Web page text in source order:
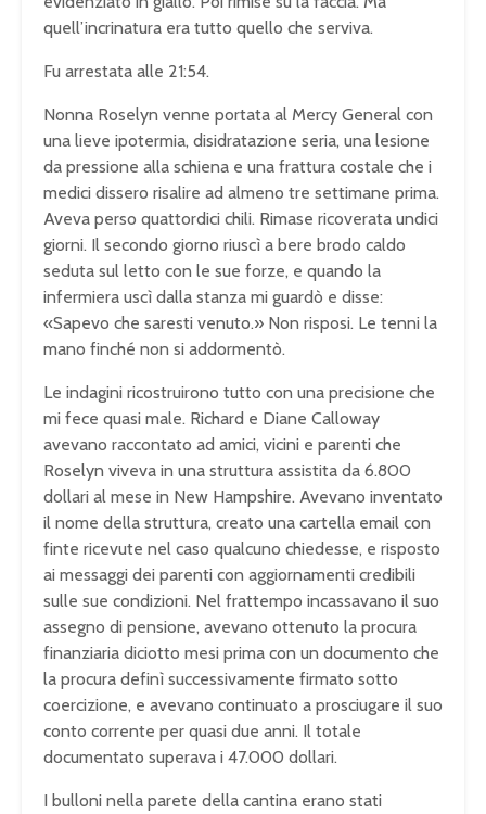
quell’incrinatura era tutto quello che serviva.
Fu arrestata alle 21:54.
Nonna Roselyn venne portata al Mercy General con
una lieve ipotermia, disidratazione seria, una lesione
da pressione alla schiena e una frattura costale che i
medici dissero risalire ad almeno tre settimane prima.
Aveva perso quattordici chili. Rimase ricoverata undici
giorni. Il secondo giorno riuscì a bere brodo caldo
seduta sul letto con le sue forze, e quando la
infermiera uscì dalla stanza mi guardò e disse:
«Sapevo che saresti venuto.» Non risposi. Le tenni la
mano finché non si addormentò.
Le indagini ricostruirono tutto con una precisione che
mi fece quasi male. Richard e Diane Calloway
avevano raccontato ad amici, vicini e parenti che
Roselyn viveva in una struttura assistita da 6.800
dollari al mese in New Hampshire. Avevano inventato
il nome della struttura, creato una cartella email con
finte ricevute nel caso qualcuno chiedesse, e risposto
ai messaggi dei parenti con aggiornamenti credibili
sulle sue condizioni. Nel frattempo incassavano il suo
assegno di pensione, avevano ottenuto la procura
finanziaria diciotto mesi prima con un documento che
la procura definì successivamente firmato sotto
coercizione, e avevano continuato a prosciugare il suo
conto corrente per quasi due anni. Il totale
documentato superava i 47.000 dollari.
I bulloni nella parete della cantina erano stati